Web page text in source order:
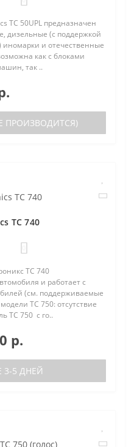
TC 50UPL предназначен
дизельные (с поддержкой
иномарки и отечественные
как с блоками
так ..
ПРОИЗВОДИТСЯ)
TC 740
TC 740
и работает с
(см. поддерживаемые
TC 750: отсутствие
TC 750 с го..
р.
5 ДНЕЙ